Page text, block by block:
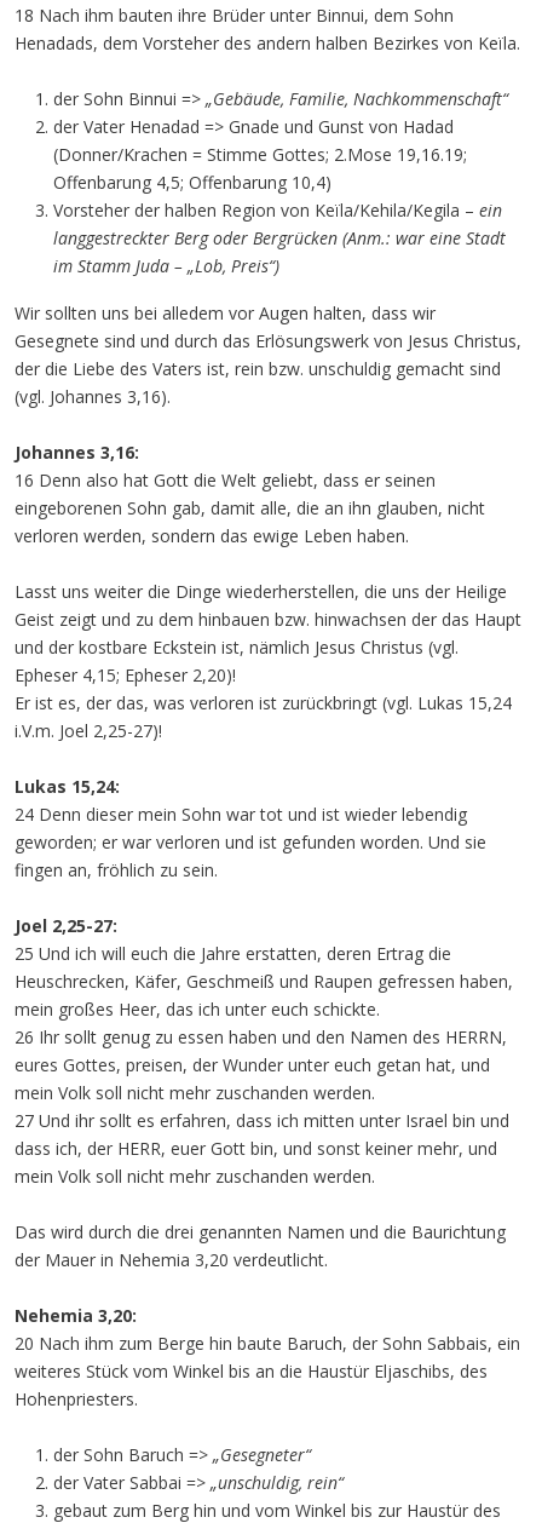
18 Nach ihm bauten ihre Brüder unter Binnui, dem Sohn
Henadads, dem Vorsteher des andern halben Bezirkes von Keïla.
der Sohn Binnui => „Gebäude, Familie, Nachkommenschaft“
der Vater Henadad => Gnade und Gunst von Hadad
(Donner/Krachen = Stimme Gottes; 2.Mose 19,16.19;
Offenbarung 4,5; Offenbarung 10,4)
Vorsteher der halben Region von Keïla/Kehila/Kegila – ein
langgestreckter Berg oder Bergrücken (Anm.: war eine Stadt
im Stamm Juda – „Lob, Preis“)
Wir sollten uns bei alledem vor Augen halten, dass wir
Gesegnete sind und durch das Erlösungswerk von Jesus Christus,
der die Liebe des Vaters ist, rein bzw. unschuldig gemacht sind
(vgl. Johannes 3,16).
Johannes 3,16:
16 Denn also hat Gott die Welt geliebt, dass er seinen
eingeborenen Sohn gab, damit alle, die an ihn glauben, nicht
verloren werden, sondern das ewige Leben haben.
Lasst uns weiter die Dinge wiederherstellen, die uns der Heilige
Geist zeigt und zu dem hinbauen bzw. hinwachsen der das Haupt
und der kostbare Eckstein ist, nämlich Jesus Christus (vgl.
Epheser 4,15; Epheser 2,20)!
Er ist es, der das, was verloren ist zurückbringt (vgl. Lukas 15,24
i.V.m. Joel 2,25-27)!
Lukas 15,24:
24 Denn dieser mein Sohn war tot und ist wieder lebendig
geworden; er war verloren und ist gefunden worden. Und sie
fingen an, fröhlich zu sein.
Joel 2,25-27:
25 Und ich will euch die Jahre erstatten, deren Ertrag die
Heuschrecken, Käfer, Geschmeiß und Raupen gefressen haben,
mein großes Heer, das ich unter euch schickte.
26 Ihr sollt genug zu essen haben und den Namen des HERRN,
eures Gottes, preisen, der Wunder unter euch getan hat, und
mein Volk soll nicht mehr zuschanden werden.
27 Und ihr sollt es erfahren, dass ich mitten unter Israel bin und
dass ich, der HERR, euer Gott bin, und sonst keiner mehr, und
mein Volk soll nicht mehr zuschanden werden.
Das wird durch die drei genannten Namen und die Baurichtung
der Mauer in Nehemia 3,20 verdeutlicht.
Nehemia 3,20:
20 Nach ihm zum Berge hin baute Baruch, der Sohn Sabbais, ein
weiteres Stück vom Winkel bis an die Haustür Eljaschibs, des
Hohenpriesters.
der Sohn Baruch => „Gesegneter“
der Vater Sabbai => „unschuldig, rein“
gebaut zum Berg hin und vom Winkel bis zur Haustür des